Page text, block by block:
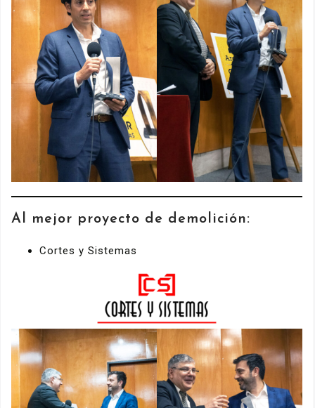
Al mejor proyecto de demolición:
Cortes y Sistemas